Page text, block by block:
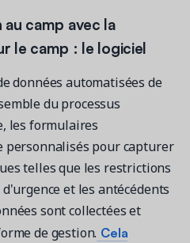
camp avec la
le camp : le logiciel
données automatisées de
du processus
les formulaires
pour capturer
telles que les restrictions
et les antécédents
sont collectées et
de gestion. Cela